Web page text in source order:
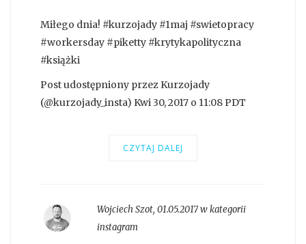
Miłego dnia! #kurzojady #1maj #swietopracy
#workersday #piketty #krytykapolityczna
#książki
Post udostępniony przez Kurzojady
(@kurzojady_insta) Kwi 30, 2017 o 11:08 PDT
CZYTAJ DALEJ
Wojciech Szot, 01.05.2017 w kategorii
instagram